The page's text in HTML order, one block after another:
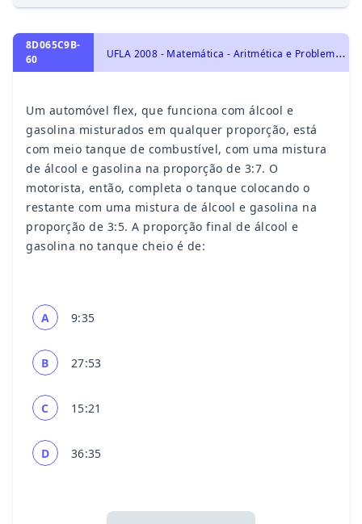
8D065C9B-
60
U
FLA 2008 - Matemática - Aritmética e Problemas, Razão, Proporção e Números Proporcionais
Um automóvel flex, que funciona com álcool e
gasolina misturados em qualquer proporção, está
com meio tanque de combustível, com uma mistura
de álcool e gasolina na proporção de 3:7. O
motorista, então, completa o tanque colocando o
restante com uma mistura de álcool e gasolina na
proporção de 3:5. A proporção final de álcool e
gasolina no tanque cheio é de:
A 9:35
B 27:53
C 15:21
D 36:35